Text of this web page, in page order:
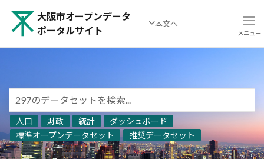
大阪市オープンデータ
ポータルサイト
本文へ
メニュー
人口 財政 統計
ダッシュボード
標準オープンデータセット
推奨データセット